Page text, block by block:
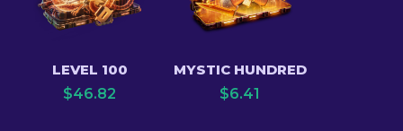
LEVEL 100
$46.82
MYSTIC HUNDRED
$6.41